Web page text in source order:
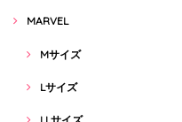
MARVEL
Mサイズ
Lサイズ